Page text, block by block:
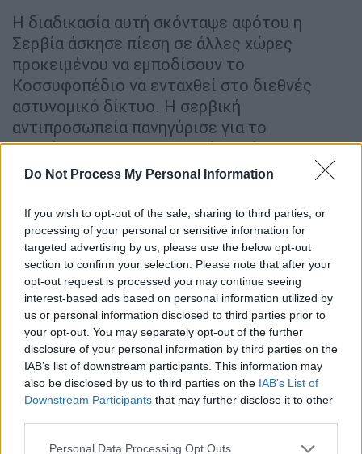
Do Not Process My Personal Information
If you wish to opt-out of the sale, sharing to third parties, or
processing of your personal or sensitive information for
targeted advertising by us, please use the below opt-out
section to confirm your selection. Please note that after your
opt-out request is processed you may continue seeing
interest-based ads based on personal information utilized by
us or personal information disclosed to third parties prior to
your opt-out. You may separately opt-out of the further
disclosure of your personal information by third parties on the
IAB’s list of downstream participants. This information may
also be disclosed by us to third parties on the IAB’s List of
Downstream Participants that may further disclose it to other
Please note that this website/app uses one or more Google
Personal Data Processing Opt Outs
Η διαδικασία αυτή σκόνταψε αφότου η
Σερβία άσκησε πίεση σε άλλες χώρες
προκειμένου να εμποδίσουν το
Κοσσυφοπέδιο να ενταχθεί στο διεθνές
αστυνομικό δίκτυο. Η σερβική
αντιπροσωπεία πανηγύρισε για το
αποτέλεσμα της ψηφοφορίας, κάνοντας
λόγο για μια από τις μεγαλύτερες νίκες της.
Κοσσυφοπεδίου Ένβερ Χότζαι απάντησε
επιβάλλοντας φόρο 100% στις εισαγωγές
από τη Σερβία και είπε ότι θα υπάρξουν
περισσότερα μέτρα.
Η επικεφαλής της εξωτερικής πολιτικής της
Ε.Ε, Φεντερίκα Μογκερίνι, η οποία
διευκολύνει τις συνομιλίες μεταξύ Σερβίας
και Κοσσυφοπεδίου για έναν βιώσιμο
συμβιβασμό, κάλεσε το Κοσσυφοπέδιο να
παραιτηθεί αμέσως από την επιβολή του